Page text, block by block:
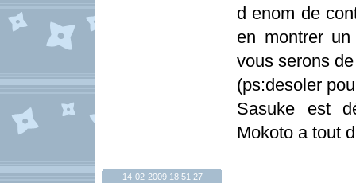
d enom de
en montrer
vous serons
(ps:desoler
Sasuke est
Mokoto a tout
14-02-2009 18:51:27